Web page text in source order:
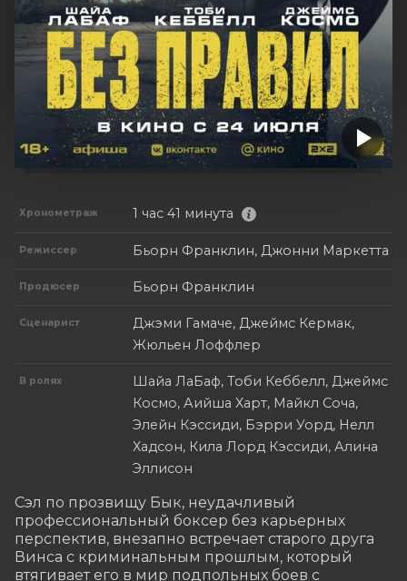
Хронометраж 1 час 41 минута
Режиссер Бьорн Франклин, Джонни Маркетта
Продюсер Бьорн Франклин
Сценарист
Джэми Гамаче, Джеймс Кермак,
Жюльен Лоффлер
В ролях
Шайа ЛаБаф, Тоби Кеббелл, Джеймс
Космо, Аийша Харт, Майкл Соча,
Элейн Кэссиди, Бэрри Уорд, Нелл
Хадсон, Кила Лорд Кэссиди, Алина
Эллисон
Сэл по прозвищу Бык, неудачливый
профессиональный боксер без карьерных
перспектив, внезапно встречает старого друга
Винса с криминальным прошлым, который
втягивает его в мир подпольных боев с